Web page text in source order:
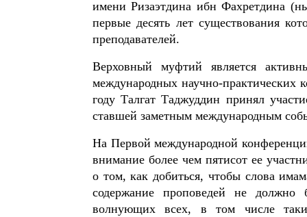
имени Ризаэтдина ибн Фахретдина
первые десять лет существования
преподавателей.
Верховный муфтий является
международных научно-практических
году Талгат Таджуддин принял
ставшей заметным международным
На Первой международной
внимание более чем пятисот ее
о том, как добиться, чтобы слова
содержание проповедей не
волнующих всех, в том числе